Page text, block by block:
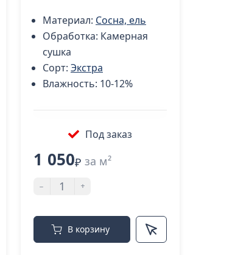
Материал: Сосна, ель
Обработка: Камерная
сушка
Сорт: Экстра
Влажность: 10-12%
Под заказ
1 050₽ за м²
- +
В корзину